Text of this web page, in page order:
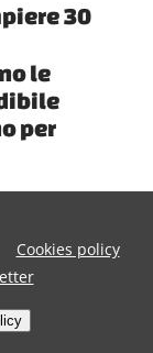
30
le
per
Cookies policy